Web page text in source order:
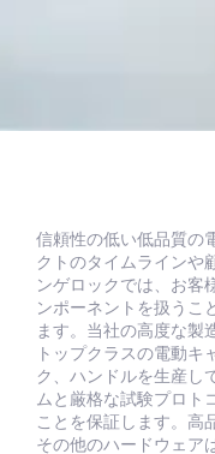
信頼性の低い低品質の
クトのタイムラインや
ンゲロックでは、お客
ンポーネントを扱うこ
ます。当社の高度な製
トップクラスの電動キ
ク、ハンドルを生産し
ムと厳格な試験プロト
ことを保証します。高
その他のハードウェア